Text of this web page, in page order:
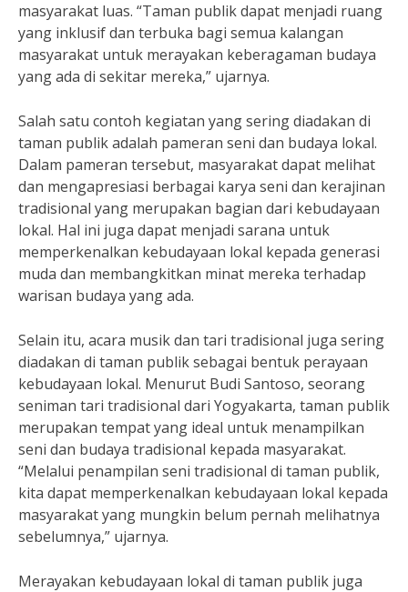
masyarakat luas. “Taman publik dapat menjadi ruang
yang inklusif dan terbuka bagi semua kalangan
masyarakat untuk merayakan keberagaman budaya
yang ada di sekitar mereka,” ujarnya.
Salah satu contoh kegiatan yang sering diadakan di
taman publik adalah pameran seni dan budaya lokal.
Dalam pameran tersebut, masyarakat dapat melihat
dan mengapresiasi berbagai karya seni dan kerajinan
tradisional yang merupakan bagian dari kebudayaan
lokal. Hal ini juga dapat menjadi sarana untuk
memperkenalkan kebudayaan lokal kepada generasi
muda dan membangkitkan minat mereka terhadap
warisan budaya yang ada.
Selain itu, acara musik dan tari tradisional juga sering
diadakan di taman publik sebagai bentuk perayaan
kebudayaan lokal. Menurut Budi Santoso, seorang
seniman tari tradisional dari Yogyakarta, taman publik
merupakan tempat yang ideal untuk menampilkan
seni dan budaya tradisional kepada masyarakat.
“Melalui penampilan seni tradisional di taman publik,
kita dapat memperkenalkan kebudayaan lokal kepada
masyarakat yang mungkin belum pernah melihatnya
sebelumnya,” ujarnya.
Merayakan kebudayaan lokal di taman publik juga